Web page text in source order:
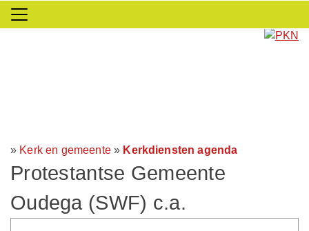
» Kerk en gemeente» Kerkdiensten agenda
Protestantse Gemeente
Oudega (SWF) c.a.